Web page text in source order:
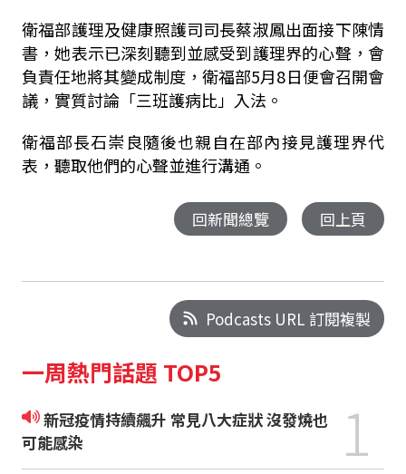
衛福部護理及健康照護司司長蔡淑鳳出面接下陳情
書，她表示已深刻聽到並感受到護理界的心聲，會
負責任地將其變成制度，衛福部5月8日便會召開會
議，實質討論「三班護病比」入法。
衛福部長石崇良隨後也親自在部內接見護理界代
表，聽取他們的心聲並進行溝通。
回新聞總覽 回上頁
Podcasts URL 訂閱複製
一周熱門話題 TOP5
新冠疫情持續飆升 常見八大症狀 沒發燒也
可能感染
1